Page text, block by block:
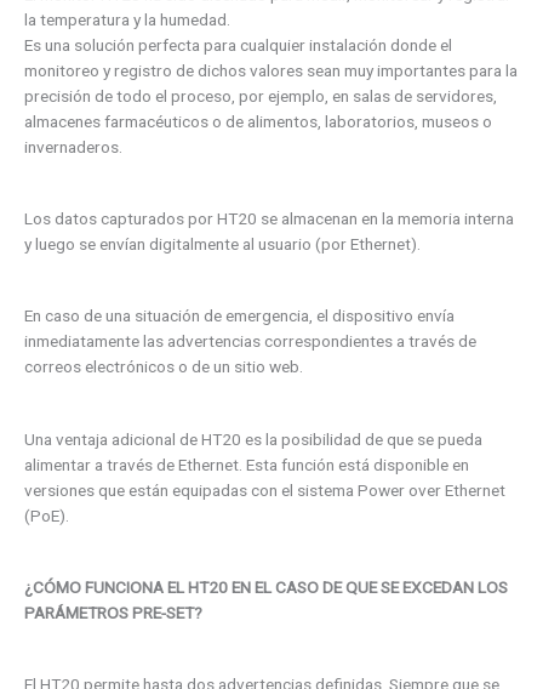
la temperatura y la humedad.
Es una solución perfecta para cualquier instalación donde el
monitoreo y registro de dichos valores sean muy importantes para la
precisión de todo el proceso, por ejemplo, en salas de servidores,
almacenes farmacéuticos o de alimentos, laboratorios, museos o
invernaderos.
Los datos capturados por HT20 se almacenan en la memoria interna
y luego se envían digitalmente al usuario (por Ethernet).
En caso de una situación de emergencia, el dispositivo envía
inmediatamente las advertencias correspondientes a través de
correos electrónicos o de un sitio web.
Una ventaja adicional de HT20 es la posibilidad de que se pueda
alimentar a través de Ethernet. Esta función está disponible en
versiones que están equipadas con el sistema Power over Ethernet
(PoE).
¿CÓMO FUNCIONA EL HT20 EN EL CASO DE QUE SE EXCEDAN LOS
PARÁMETROS PRE-SET?
El HT20 permite hasta dos advertencias definidas. Siempre que se